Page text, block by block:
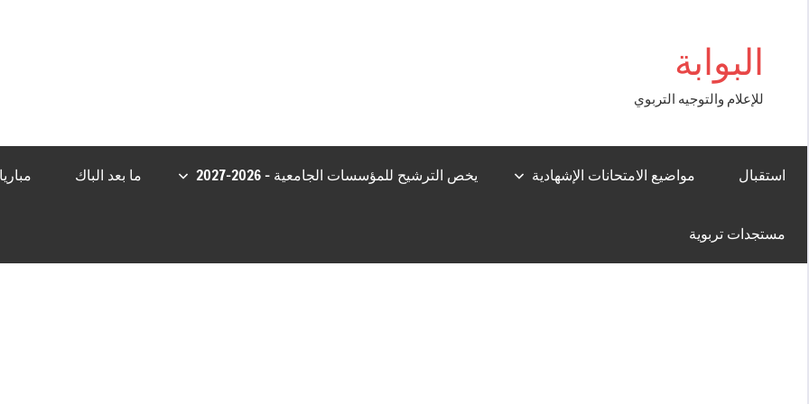
البوابة
للإعلام والتوجيه التربوي
استقبال مواضيع الامتحانات الإشهادية يخص الترشيح للمؤسسات الجامعية – 2026-2027 ما بعد الباك
مستجدات تربوية